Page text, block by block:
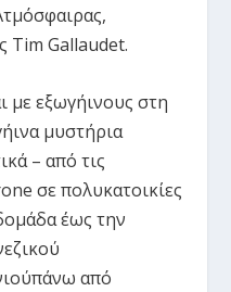
Tim Gallaudet.
με εξωγήινους στη
μυστήρια
– από τις
σε πολυκατοικίες
έως την
από